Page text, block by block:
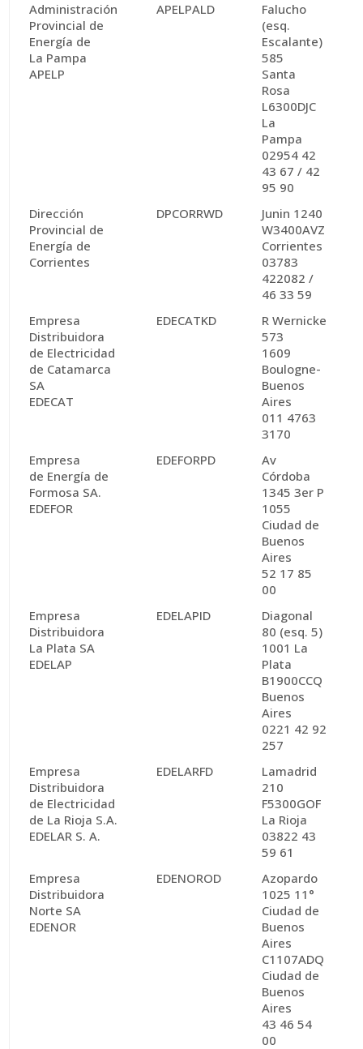
Administración
Provincial de
Energía de
La Pampa
APELP
APELPALD
Falucho
(esq.
Escalante)
585
Santa
Rosa
L6300DJC
La
Pampa
02954 42
43 67 / 42
95 90
Dirección
Provincial de
Energía de
Corrientes
DPCORRWD
Junin 1240
W3400AVZ
Corrientes
03783
422082 /
46 33 59
Empresa
Distribuidora
de Electricidad
de Catamarca
SA
EDECAT
EDECATKD
R Wernicke
573
1609
Boulogne-
Buenos
Aires
011 4763
3170
Empresa
de Energía de
Formosa SA.
EDEFOR
EDEFORPD
Av
Córdoba
1345 3er P
1055
Ciudad de
Buenos
Aires
52 17 85
00
Empresa
Distribuidora
La Plata SA
EDELAP
EDELAPID
Diagonal
80 (esq. 5)
1001 La
Plata
B1900CCQ
Buenos
Aires
0221 42 92
257
Empresa
Distribuidora
de Electricidad
de La Rioja S.A.
EDELAR S. A.
EDELARFD
Lamadrid
210
F5300GOF
La Rioja
03822 43
59 61
Empresa
Distribuidora
Norte SA
EDENOR
EDENOROD
Azopardo
1025 11°
Ciudad de
Buenos
Aires
C1107ADQ
Ciudad de
Buenos
Aires
43 46 54
00